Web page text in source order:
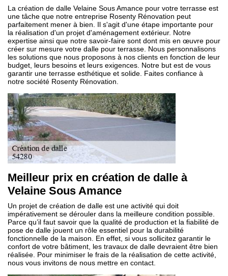
La création de dalle Velaine Sous Amance pour votre terrasse est
une tâche que notre entreprise Rosenty Rénovation peut
parfaitement mener à bien. Il s'agit d'une étape importante pour
la réalisation d'un projet d'aménagement extérieur. Notre
expertise ainsi que notre savoir-faire sont dont mis en œuvre pour
créer sur mesure votre dalle pour terrasse. Nous personnalisons
les solutions que nous proposons à nos clients en fonction de leur
budget, leurs besoins et leurs exigences. Notre but est de vous
garantir une terrasse esthétique et solide. Faites confiance à
notre société Rosenty Rénovation.
Meilleur prix en création de dalle à
Velaine Sous Amance
Un projet de création de dalle est une activité qui doit
impérativement se dérouler dans la meilleure condition possible.
Parce qu’il faut savoir que la qualité de production et la fiabilité de
pose de dalle jouent un rôle essentiel pour la durabilité
fonctionnelle de la maison. En effet, si vous sollicitez garantir le
confort de votre bâtiment, les travaux de dalle devraient être bien
réalisée. Pour minimiser le frais de la réalisation de cette activité,
nous vous invitons de nous mettre en contact.